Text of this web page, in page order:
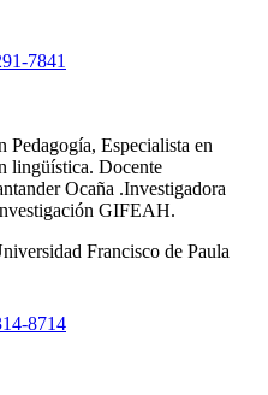
7841
Especialista en
lingüística. Docente
Ocaña .Investigadora
GIFEAH.
Francisco de Paula
8714